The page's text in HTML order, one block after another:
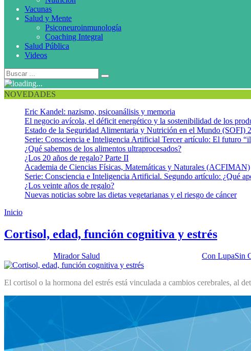
Vacunas
Salud y Mente
Psiconeuroinmunología
Coaching Integral
Salud Pública
Videos
NOVEDADES
Eric Kandel: nazismo, psicoanálisis y memoria
El negocio avícola, el déficit energético y la sostenibilidad de los
Estado de la Seguridad Alimentaria y Nutrición en el Mundo (SOFI)
Serie: Consciencia e Inteligencia Artificial Tercer artículo: El futuro
¿Qué sabemos de los alimentos ultraprocesados?
¿Los 20 años de regalo? Parte II
Academia de Ciencias Físicas, Matemáticas y Naturales (ACFIMAN)
Serie: Consciencia e Inteligencia Artificial. Segundo artículo: ¿Qué
¿Los veinte años de regalo?
Nuevas noticias sobre las dietas vegetarianas y el riesgo de cáncer
Inicio
Cortisol, edad, función cognitiva y estrés
Mirador Salud Con LupaSin
El cortisol o la hormona del estrés está vinculada a cambios cerebrales, al